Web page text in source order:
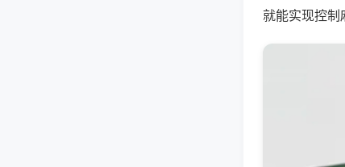
就能实现控制